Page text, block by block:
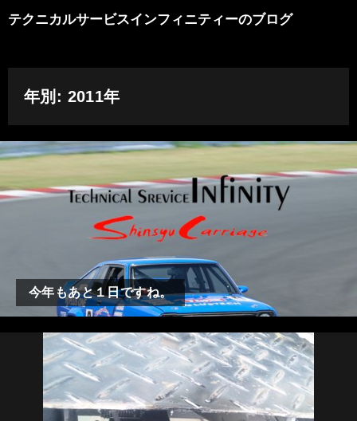
テクニカルサービスインフィニティーのブログ
年別: 2011年
今年もあと１日ですね。